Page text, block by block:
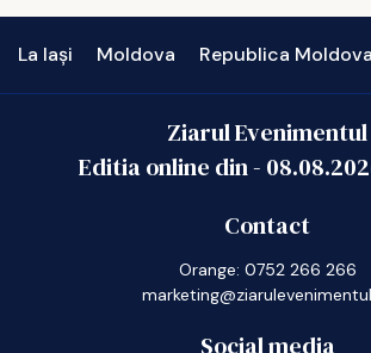
La Iași Moldova Republica Moldova
Ziarul Evenimentul
Editia online din -
Contact
Orange: 0752 266 266
Social media